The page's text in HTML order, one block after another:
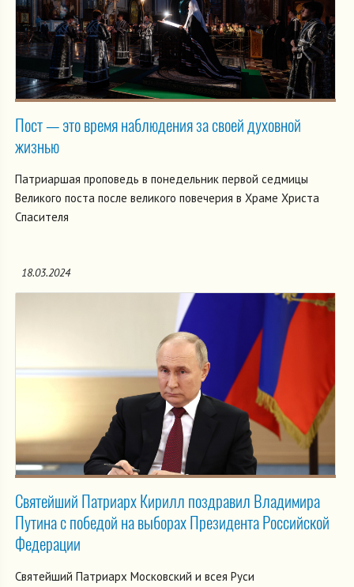
Пост — это время наблюдения за своей духовной
жизнью
Патриаршая проповедь в понедельник первой седмицы
Великого поста после великого повечерия в Храме Христа
Спасителя
18.03.2024
Святейший Патриарх Кирилл поздравил Владимира
Путина с победой на выборах Президента Российской
Федерации
Святейший Патриарх Московский и всея Руси